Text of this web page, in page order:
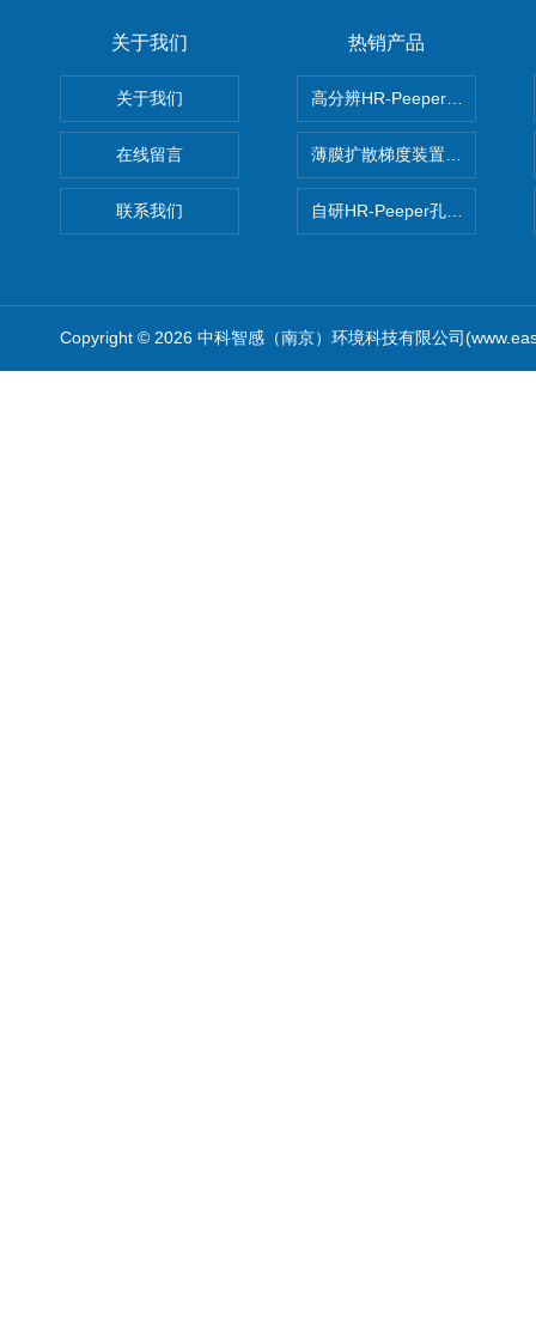
关于我们
关于我们
在线留言
联系我们
热销产品
高分辨HR-Peeper采样器孔隙
薄膜扩散梯度装置 Agl DGT
自研HR-Peeper孔隙水采样器
Copyright © 2026 中科智感（南京）环境科技有限公司